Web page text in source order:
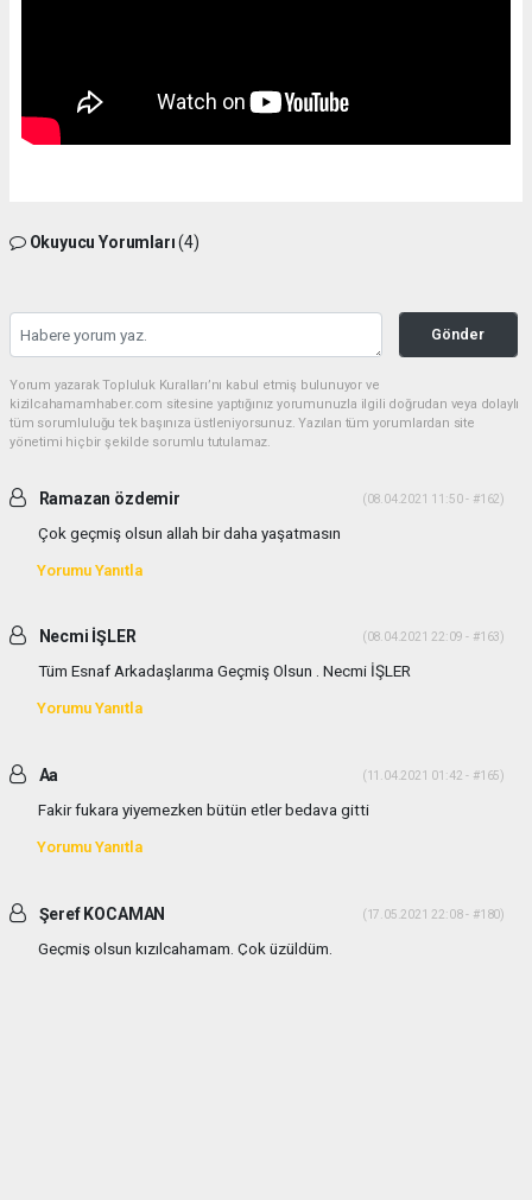
Okuyucu Yorumları(4)
Gönder
Yorum yazarak Topluluk Kuralları’nı kabul etmiş bulunuyor ve
kizilcahamamhaber.com sitesine yaptığınız yorumunuzla ilgili doğrudan veya dolaylı
tüm sorumluluğu tek başınıza üstleniyorsunuz. Yazılan tüm yorumlardan site
yönetimi hiçbir şekilde sorumlu tutulamaz.
Ramazan özdemir (08.04.2021 11:50 - #162)
Çok geçmiş olsun allah bir daha yaşatmasın
Yorumu Yanıtla
Necmi İŞLER (08.04.2021 22:09 - #163)
Tüm Esnaf Arkadaşlarıma Geçmiş Olsun . Necmi İŞLER
Yorumu Yanıtla
Aa (11.04.2021 01:42 - #165)
Fakir fukara yiyemezken bütün etler bedava gitti
Yorumu Yanıtla
Şeref KOCAMAN (17.05.2021 22:08 - #180)
Geçmiş olsun kızılcahamam. Çok üzüldüm.